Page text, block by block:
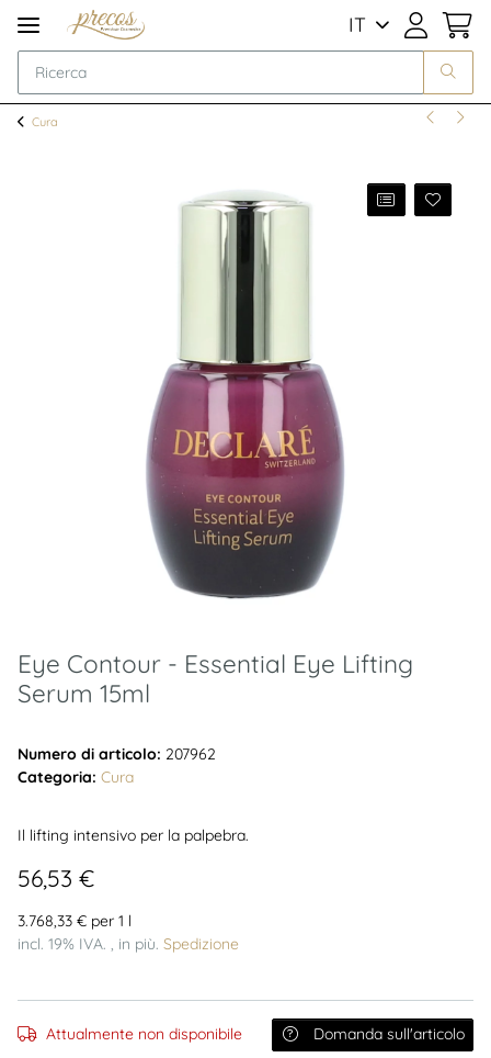
IT
Cura
Eye Contour - Essential Eye Lifting
Serum 15ml
Numero di articolo: 207962
Categoria: Cura
Il lifting intensivo per la palpebra.
56,53 €
3.768,33 € per 1 l
incl. 19% IVA. , in più. Spedizione
Attualmente non disponibile Domanda sull'articolo